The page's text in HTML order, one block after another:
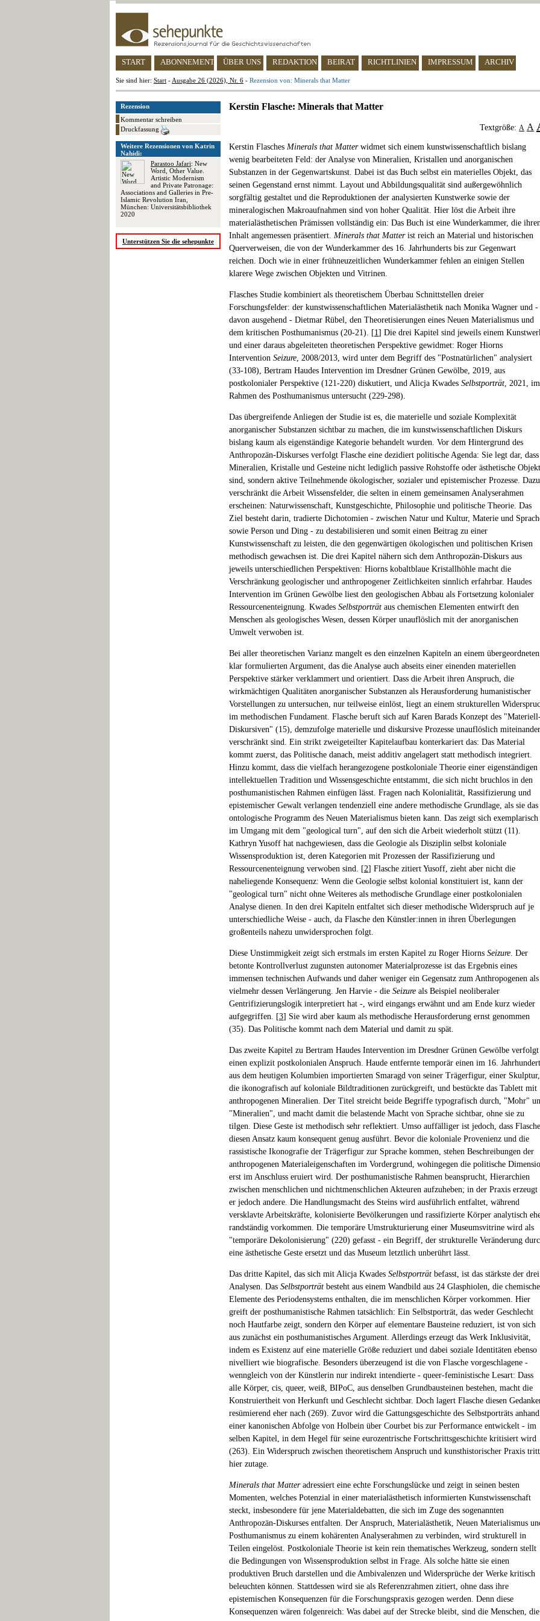
START ABONNEMENT ÜBER UNS REDAKTION BEIRAT RICHTLINIEN IMPRESSUM ARCHIV
Sie sind hier: Start - Ausgabe 26 (2026), Nr. 6 - Rezension von: Minerals that Matter
Rezension
Kommentar schreiben
Druckfassung
Weitere Rezensionen von Katrin
Nahidi:
Parastoo Jafari: New
Word, Other Value.
Artistic Modernism
and Private Patronage:
Associations and Galleries in Pre-
Islamic Revolution Iran,
München: Universitätsbibliothek
2020
Unterstützen Sie die sehepunkte
Kerstin Flasche: Minerals that Matter
Textgröße: A A
Kerstin Flasches Minerals that Matterwidmet sich einem kunstwissenschaftlich bislang
wenig bearbeiteten Feld: der Analyse von Mineralien, Kristallen und anorganischen
Substanzen in der Gegenwartskunst. Dabei ist das Buch selbst ein materielles Objekt, das
seinen Gegenstand ernst nimmt. Layout und Abbildungsqualität sind außergewöhnlich
sorgfältig gestaltet und die Reproduktionen der analysierten Kunstwerke sowie der
mineralogischen Makroaufnahmen sind von hoher Qualität. Hier löst die Arbeit ihre
materialästhetischen Prämissen vollständig ein: Das Buch ist eine Wunderkammer, die
Inhalt angemessen präsentiert. Minerals that Matterist reich an Material und historischen
Querverweisen, die von der Wunderkammer des 16. Jahrhunderts bis zur Gegenwart
reichen. Doch wie in einer frühneuzeitlichen Wunderkammer fehlen an einigen Stellen
klarere Wege zwischen Objekten und Vitrinen.
Flasches Studie kombiniert als theoretischem Überbau Schnittstellen dreier
Forschungsfelder: der kunstwissenschaftlichen Materialästhetik nach Monika Wagner und -
davon ausgehend - Dietmar Rübel, den Theoretisierungen eines Neuen Materialismus und
dem kritischen Posthumanismus (20-21). [1] Die drei Kapitel sind jeweils einem
und einer daraus abgeleiteten theoretischen Perspektive gewidmet: Roger Hiorns
Intervention Seizure, 2008/2013, wird unter dem Begriff des "Postnatürlichen" analysiert
(33-108), Bertram Haudes Intervention im Dresdner Grünen Gewölbe, 2019, aus
postkolonialer Perspektive (121-220) diskutiert, und Alicja Kwades Selbstporträt, 2021, im
Rahmen des Posthumanismus untersucht (229-298).
Das übergreifende Anliegen der Studie ist es, die materielle und soziale Komplexität
anorganischer Substanzen sichtbar zu machen, die im kunstwissenschaftlichen Diskurs
bislang kaum als eigenständige Kategorie behandelt wurden. Vor dem Hintergrund des
Anthropozän-Diskurses verfolgt Flasche eine dezidiert politische Agenda: Sie legt dar, dass
Mineralien, Kristalle und Gesteine nicht lediglich passive Rohstoffe oder ästhetische
sind, sondern aktive Teilnehmende ökologischer, sozialer und epistemischer Prozesse. Dazu
verschränkt die Arbeit Wissensfelder, die selten in einem gemeinsamen Analyserahmen
erscheinen: Naturwissenschaft, Kunstgeschichte, Philosophie und politische Theorie. Das
Ziel besteht darin, tradierte Dichotomien - zwischen Natur und Kultur, Materie und
sowie Person und Ding - zu destabilisieren und somit einen Beitrag zu einer
Kunstwissenschaft zu leisten, die den gegenwärtigen ökologischen und politischen Krisen
methodisch gewachsen ist. Die drei Kapitel nähern sich dem Anthropozän-Diskurs aus
jeweils unterschiedlichen Perspektiven: Hiorns kobaltblaue Kristallhöhle macht die
Verschränkung geologischer und anthropogener Zeitlichkeiten sinnlich erfahrbar. Haudes
Intervention im Grünen Gewölbe liest den geologischen Abbau als Fortsetzung kolonialer
Ressourcenenteignung. Kwades Selbstporträt aus chemischen Elementen entwirft den
Menschen als geologisches Wesen, dessen Körper unauflöslich mit der anorganischen
Umwelt verwoben ist.
Bei aller theoretischen Varianz mangelt es den einzelnen Kapiteln an einem
klar formulierten Argument, das die Analyse auch abseits einer einenden materiellen
Perspektive stärker verklammert und orientiert. Dass die Arbeit ihren Anspruch, die
wirkmächtigen Qualitäten anorganischer Substanzen als Herausforderung humanistischer
Vorstellungen zu untersuchen, nur teilweise einlöst, liegt an einem strukturellen
im methodischen Fundament. Flasche beruft sich auf Karen Barads Konzept des
Diskursiven" (15), demzufolge materielle und diskursive Prozesse unauflöslich miteinander
verschränkt sind. Ein strikt zweigeteilter Kapitelaufbau konterkariert das: Das Material
kommt zuerst, das Politische danach, meist additiv angelagert statt methodisch integriert.
Hinzu kommt, dass die vielfach herangezogene postkoloniale Theorie einer eigenständigen
intellektuellen Tradition und Wissensgeschichte entstammt, die sich nicht bruchlos in den
posthumanistischen Rahmen einfügen lässt. Fragen nach Kolonialität, Rassifizierung und
epistemischer Gewalt verlangen tendenziell eine andere methodische Grundlage, als sie das
ontologische Programm des Neuen Materialismus bieten kann. Das zeigt sich exemplarisch
im Umgang mit dem "geological turn", auf den sich die Arbeit wiederholt stützt (11).
Kathryn Yusoff hat nachgewiesen, dass die Geologie als Disziplin selbst koloniale
Wissensproduktion ist, deren Kategorien mit Prozessen der Rassifizierung und
Ressourcenenteignung verwoben sind. [2] Flasche zitiert Yusoff, zieht aber nicht die
naheliegende Konsequenz: Wenn die Geologie selbst kolonial konstituiert ist, kann der
"geological turn" nicht ohne Weiteres als methodische Grundlage einer postkolonialen
Analyse dienen. In den drei Kapiteln entfaltet sich dieser methodische Widerspruch auf je
unterschiedliche Weise - auch, da Flasche den Künstler:innen in ihren Überlegungen
großenteils nahezu unwidersprochen folgt.
Diese Unstimmigkeit zeigt sich erstmals im ersten Kapitel zu Roger Hiorns Seizure. Der
betonte Kontrollverlust zugunsten autonomer Materialprozesse ist das Ergebnis eines
immensen technischen Aufwands und daher weniger ein Gegensatz zum Anthropogenen als
vielmehr dessen Verlängerung. Jen Harvie - die Seizure als Beispiel neoliberaler
Gentrifizierungslogik interpretiert hat -, wird eingangs erwähnt und am Ende kurz wieder
aufgegriffen. [3] Sie wird aber kaum als methodische Herausforderung ernst genommen
(35). Das Politische kommt nach dem Material und damit zu spät.
Das zweite Kapitel zu Bertram Haudes Intervention im Dresdner Grünen Gewölbe verfolgt
einen explizit postkolonialen Anspruch. Haude entfernte temporär einen im 16. Jahrhundert
aus dem heutigen Kolumbien importierten Smaragd von seiner Trägerfigur, einer Skulptur,
die ikonografisch auf koloniale Bildtraditionen zurückgreift, und bestückte das Tablett mit
anthropogenen Mineralien. Der Titel streicht beide Begriffe typografisch durch, "Mohr"
"Mineralien", und macht damit die belastende Macht von Sprache sichtbar, ohne sie zu
tilgen. Diese Geste ist methodisch sehr reflektiert. Umso auffälliger ist jedoch, dass Flasche
diesen Ansatz kaum konsequent genug ausführt. Bevor die koloniale Provenienz und die
rassistische Ikonografie der Trägerfigur zur Sprache kommen, stehen Beschreibungen der
anthropogenen Materialeigenschaften im Vordergrund, wohingegen die politische
erst im Anschluss eruiert wird. Der posthumanistische Rahmen beansprucht, Hierarchien
zwischen menschlichen und nichtmenschlichen Akteuren aufzuheben; in der Praxis erzeugt
er jedoch andere. Die Handlungsmacht des Steins wird ausführlich entfaltet, während
versklavte Arbeitskräfte, kolonisierte Bevölkerungen und rassifizierte Körper analytisch
randständig vorkommen. Die temporäre Umstrukturierung einer Museumsvitrine wird als
"temporäre Dekolonisierung" (220) gefasst - ein Begriff, der strukturelle Veränderung
eine ästhetische Geste ersetzt und das Museum letztlich unberührt lässt.
Das dritte Kapitel, das sich mit Alicja Kwades Selbstporträt befasst, ist das stärkste der drei
Analysen. Das Selbstporträt besteht aus einem Wandbild aus 24 Glasphiolen, die
Elemente des Periodensystems enthalten, die im menschlichen Körper vorkommen. Hier
greift der posthumanistische Rahmen tatsächlich: Ein Selbstporträt, das weder Geschlecht
noch Hautfarbe zeigt, sondern den Körper auf elementare Bausteine reduziert, ist von sich
aus zunächst ein posthumanistisches Argument. Allerdings erzeugt das Werk Inklusivität,
indem es Existenz auf eine materielle Größe reduziert und dabei soziale Identitäten ebenso
nivelliert wie biografische. Besonders überzeugend ist die von Flasche vorgeschlagene -
wenngleich von der Künstlerin nur indirekt intendierte - queer-feministische Lesart: Dass
alle Körper, cis, queer, weiß, BIPoC, aus denselben Grundbausteinen bestehen, macht die
Konstruiertheit von Herkunft und Geschlecht sichtbar. Doch lagert Flasche diesen
resümierend eher nach (269). Zuvor wird die Gattungsgeschichte des Selbstporträts anhand
einer kanonischen Abfolge von Holbein über Courbet bis zur Performance entwickelt - im
selben Kapitel, in dem Hegel für seine eurozentrische Fortschrittsgeschichte kritisiert wird
(263). Ein Widerspruch zwischen theoretischem Anspruch und kunsthistorischer Praxis tritt
hier zutage.
Minerals that Matteradressiert eine echte Forschungslücke und zeigt in seinen besten
Momenten, welches Potenzial in einer materialästhetisch informierten Kunstwissenschaft
steckt, insbesondere für jene Materialdebatten, die sich im Zuge des sogenannten
Anthropozän-Diskurses entfalten. Der Anspruch, Materialästhetik, Neuen Materialismus
Posthumanismus zu einem kohärenten Analyserahmen zu verbinden, wird strukturell in
Teilen eingelöst. Postkoloniale Theorie ist kein rein thematisches Werkzeug, sondern stellt
die Bedingungen von Wissensproduktion selbst in Frage. Als solche hätte sie einen
produktiven Bruch darstellen und die Ambivalenzen und Widersprüche der Werke kritisch
beleuchten können. Stattdessen wird sie als Referenzrahmen zitiert, ohne dass ihre
epistemischen Konsequenzen für die Forschungspraxis gezogen werden. Denn diese
Konsequenzen wären folgenreich: Was dabei auf der Strecke bleibt, sind die Menschen, die